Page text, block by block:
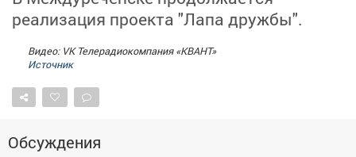
Обучение
Товары
реализация проекта "Лапа дружбы".
Видео: VK Телерадиокомпания «КВАНТ»
Источник
Обсуждения